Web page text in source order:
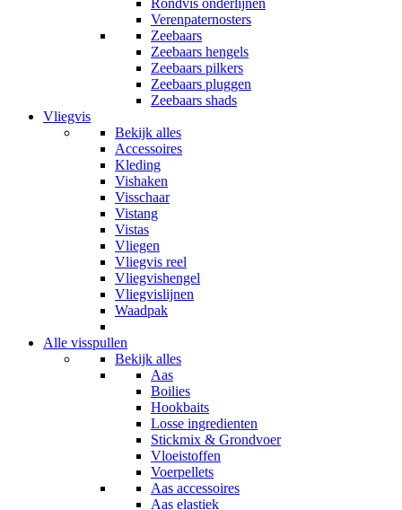
Rondvis onderlijnen
Verenpaternosters
Zeebaars
Zeebaars hengels
Zeebaars pilkers
Zeebaars pluggen
Zeebaars shads
Vliegvis
Bekijk alles
Accessoires
Kleding
Vishaken
Visschaar
Vistang
Vistas
Vliegen
Vliegvis reel
Vliegvishengel
Vliegvislijnen
Waadpak
Alle visspullen
Bekijk alles
Aas
Boilies
Hookbaits
Losse ingredienten
Stickmix & Grondvoer
Vloeistoffen
Voerpellets
Aas accessoires
Aas elastiek